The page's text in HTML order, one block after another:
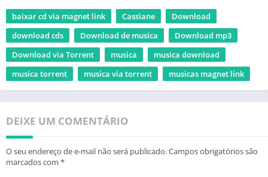
baixar cd via magnet link Cassiane
Download
download cds
Download de musica
Download mp3
Download via Torrent
musica
musica download
musica torrent
musica via torrent musicas magnet link
DEIXE UM COMENTÁRIO
O seu endereço de e-mail não será publicado.Campos obrigatórios são
marcados com *